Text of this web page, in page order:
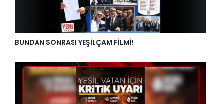
BUNDAN SONRASI YEŞİLÇAM FİLMİ!